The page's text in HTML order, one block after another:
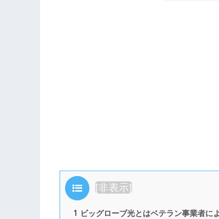
目次 [非表示]
1 ビッグローブ光とはベテラン事業者に